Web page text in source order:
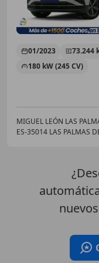
01/2023 73.244
180 kW (245 CV)
MIGUEL LEÓN LAS
ES-35014 LAS PALMAS